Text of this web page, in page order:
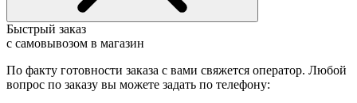
Быстрый заказ
с самовывозом в магазин
По факту готовности заказа с вами свяжется оператор. Любой
вопрос по заказу вы можете задать по телефону: